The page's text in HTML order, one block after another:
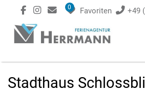
0 Favoriten +49
Stadthaus